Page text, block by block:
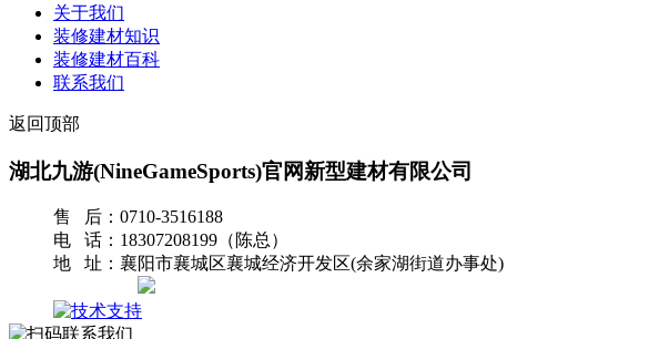
关于我们
装修建材知识
装修建材百科
联系我们
返回顶部
湖北九游(NineGameSports)官网新型建材有限公司
售 后：0710-3516188
电 话：18307208199（陈总）
地 址：襄阳市襄城区襄城经济开发区(余家湖街道办事处)